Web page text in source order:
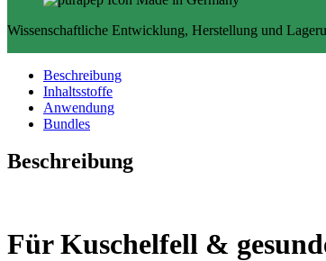
Wissenschaftliche Entwicklung, Herstellung und
Beschreibung
Inhaltsstoffe
Anwendung
Bundles
Beschreibung
Für Kuschelfell &